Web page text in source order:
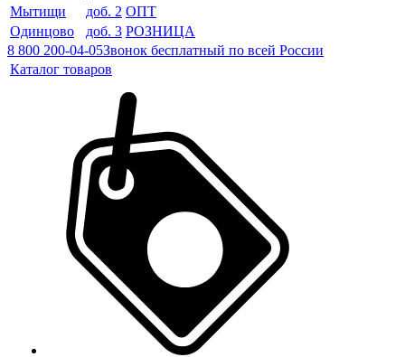
Мытищи
доб. 2 ОПТ
Одинцово
доб. 3 РОЗНИЦА
8 800 200-04-05Звонок бесплатный по всей России
Каталог товаров